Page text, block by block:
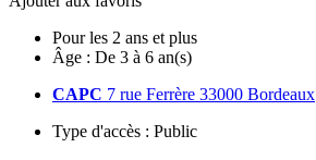
Pour les 2 ans et plus
Âge : De 3 à 6 an(s)
CAPC 7 rue Ferrère 33000 Bordeaux
Type d'accès : Public